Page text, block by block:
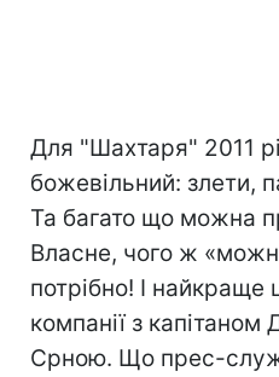
Для "Шахтаря" 2011
божевільний: злети,
Та багато що можна
Власне, чого ж
потрібно! І найкраще
компанії з капітаном
Срною. Що прес-